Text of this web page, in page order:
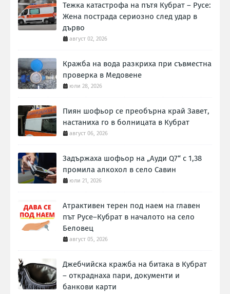
Тежка катастрофа на пътя Кубрат – Русе:
Жена пострада сериозно след удар в
дърво
август 02, 2026
Кражба на вода разкриха при съвместна
проверка в Медовене
юли 28, 2026
Пиян шофьор се преобърна край Завет,
настаниха го в болницата в Кубрат
август 06, 2026
Задържаха шофьор на „Ауди Q7“ с 1,38
промила алкохол в село Савин
юли 21, 2026
Атрактивен терен под наем на главен
път Русе–Кубрат в началото на село
Беловец
август 05, 2026
Джебчийска кражба на битака в Кубрат
– откраднаха пари, документи и
банкови карти